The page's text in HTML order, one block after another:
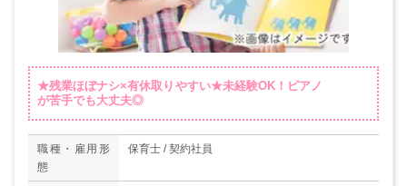
★残業ほぼナシ×有休取りやすい★未経験OK！ピアノ
が苦手でも大丈夫◎
職種・雇用形
態
保育士 / 契約社員